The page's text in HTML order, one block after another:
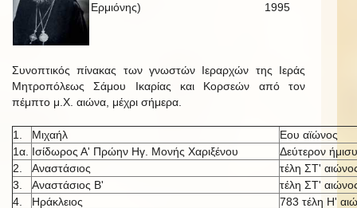
Ερμιόνης)
1995
Συνοπτικός πίνακας των γνωστών Ιεραρχών της Ιεράς
Μητροπόλεως Σάμου Ικαρίας και Κορσεών από τον
πέμπτο μ.Χ. αιώνα, μέχρι σήμερα.
1. Μιχαήλ
Εου αϊώνος
1α. Ισίδωρος Α' Πρώην Ηγ. Μονής Χαριξένου
Δεύτερον
2.
Αναστάσιος
τέλη ΣΤ'
3.
Αναστάσιος Β'
τέλη ΣΤ'
4.
Ηράκλειος
783 τέλη Η'